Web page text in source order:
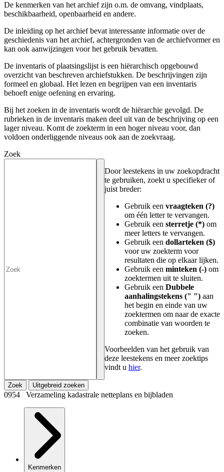
De kenmerken van het archief zijn o.m. de omvang, vindplaats,
beschikbaarheid, openbaarheid en andere.
De inleiding op het archief bevat interessante informatie over de
geschiedenis van het archief, achtergronden van de archiefvormer en
kan ook aanwijzingen voor het gebruik bevatten.
De inventaris of plaatsingslijst is een hiërarchisch opgebouwd
overzicht van beschreven archiefstukken. De beschrijvingen zijn
formeel en globaal. Het lezen en begrijpen van een inventaris
behoeft enige oefening en ervaring.
Bij het zoeken in de inventaris wordt de hiërarchie gevolgd. De
rubrieken in de inventaris maken deel uit van de beschrijving op een
lager niveau. Komt de zoekterm in een hoger niveau voor, dan
voldoen onderliggende niveaus ook aan de zoekvraag.
Zoek
Door leestekens in uw zoekopdracht
te gebruiken, zoekt u specifieker of
juist breder:
Gebruik een vraagteken (?)
om één letter te vervangen.
Gebruik een sterretje (*) om
meer letters te vervangen.
Gebruik een dollarteken ($)
voor uw zoekterm voor
resultaten die op elkaar lijken.
Gebruik een minteken (-) om
zoektermen uit te sluiten.
Gebruik een Dubbele
aanhalingstekens (" ") aan
het begin en einde van uw
zoektermen om naar de exacte
combinatie van woorden te
zoeken.
Voorbeelden van het gebruik van
deze leestekens en meer zoektips
vindt u hier.
Zoek Uitgebreid zoeken
0954 Verzameling kadastrale netteplans en bijbladen
Kenmerken